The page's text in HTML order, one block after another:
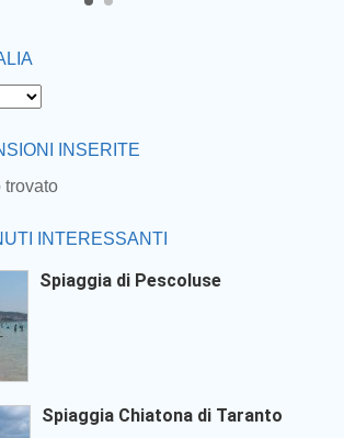
INSERITE
trovato
INTERESSANTI
Spiaggia di Pescoluse
Spiaggia Chiatona di Taranto